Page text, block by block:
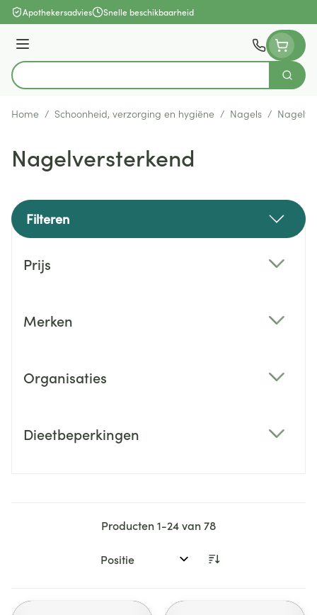
Ga naar de inhoud
Apothekersadvies Snelle beschikbaarheid
Menu
Product, merk, categorie...
Zoek
Home / Schoonheid, verzorging en hygiëne / Nagels /
Nagelversterkend
Filteren
Prijs
Merken
Organisaties
Dieetbeperkingen
Producten1-24van78
Sorteer op: